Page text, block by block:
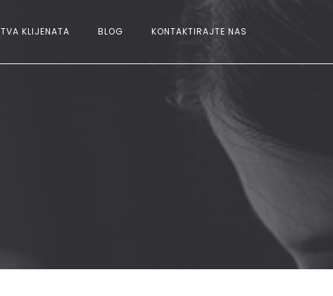
KLIJENATA BLOG KONTAKTIRAJTE NAS